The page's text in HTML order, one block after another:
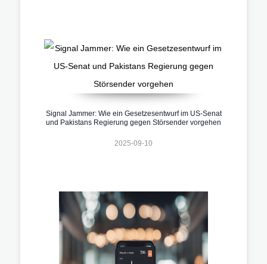
Signal Jammer: Wie ein Gesetzesentwurf im US-Senat
und Pakistans Regierung gegen Störsender vorgehen
2025-09-10